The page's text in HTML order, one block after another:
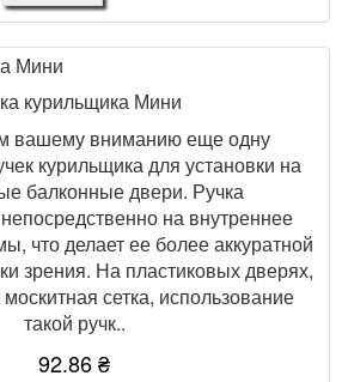
курильщика Мини
вашему вниманию еще одну
курильщика для установки на
балконные двери. Ручка
на внутреннее
что делает ее более аккуратной
зрения. На пластиковых дверях,
сетка, использование
такой ручк..
92.86 ₴